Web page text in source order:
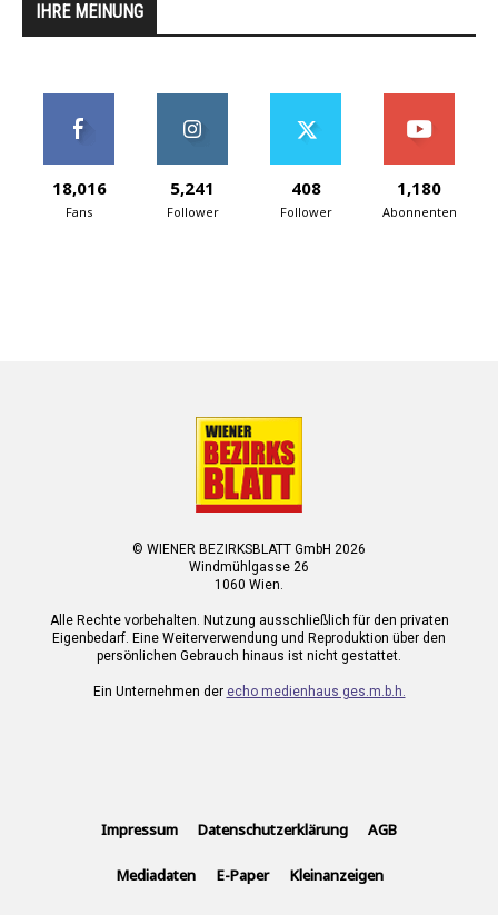
IHRE MEINUNG
18,016
Fans
5,241
Follower
408
Follower
1,180
Abonnenten
© WIENER BEZIRKSBLATT GmbH 2026
Windmühlgasse 26
1060 Wien.
Alle Rechte vorbehalten. Nutzung ausschließlich für den privaten
Eigenbedarf. Eine Weiterverwendung und Reproduktion über den
persönlichen Gebrauch hinaus ist nicht gestattet.
Ein Unternehmen der echo medienhaus ges.m.b.h.
Impressum Datenschutzerklärung AGB
Mediadaten E-Paper Kleinanzeigen